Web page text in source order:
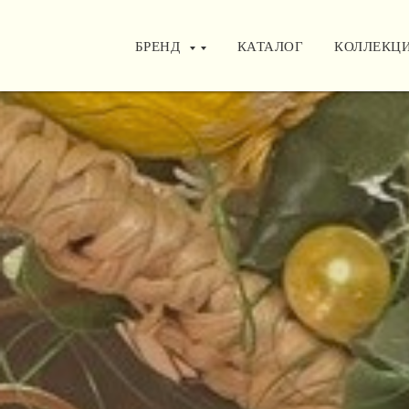
БРЕНД КАТАЛОГ
БРЕНД КАТАЛОГ